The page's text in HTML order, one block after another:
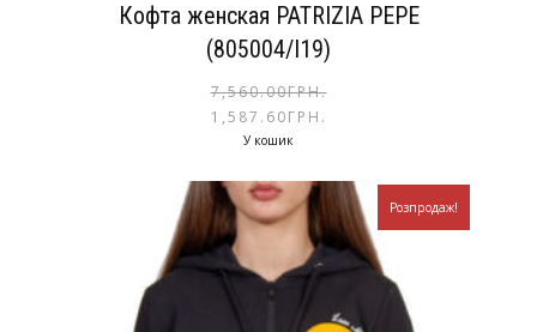
Кофта женская PATRIZIA PEPE
(805004/I19)
7,560.00ГРН.
1,587.60ГРН.
У кошик
Розпродаж!